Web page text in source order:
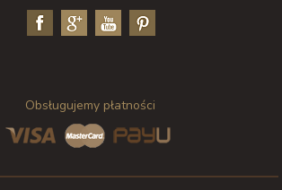
Obsługujemy płatności